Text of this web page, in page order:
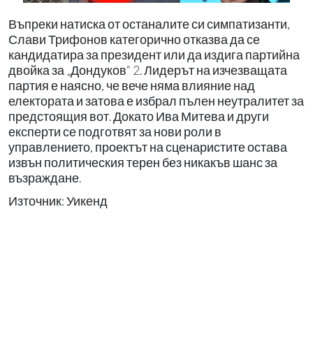
Въпреки натиска от останалите си симпатизанти,
Слави Трифонов категорично отказва да се
кандидатира за президент или да издига партийна
двойка за „Дондуков“ 2. Лидерът на изчезващата
партия е наясно, че вече няма влияние над
електората и затова е избрал пълен неутралитет за
предстоящия вот. Докато Ива Митева и други
експерти се подготвят за нови роли в
управлението, проектът на сценаристите остава
извън политическия терен без никакъв шанс за
възраждане.
Източник: Уикенд